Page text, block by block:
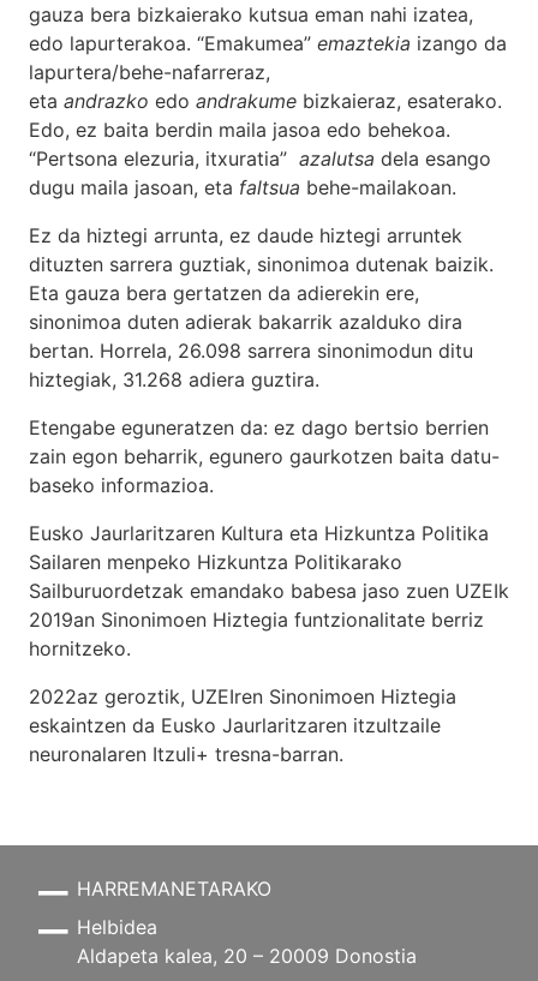
gauza bera bizkaierako kutsua eman nahi izatea,
edo lapurterakoa. “Emakumea” emaztekia izango da
lapurtera/behe-nafarreraz,
eta andrazko edo andrakume bizkaieraz, esaterako.
Edo, ez baita berdin maila jasoa edo behekoa.
“Pertsona elezuria, itxuratia” azalutsa dela esango
dugu maila jasoan, eta faltsua behe-mailakoan.
Ez da hiztegi arrunta, ez daude hiztegi arruntek
dituzten sarrera guztiak, sinonimoa dutenak baizik.
Eta gauza bera gertatzen da adierekin ere,
sinonimoa duten adierak bakarrik azalduko dira
bertan. Horrela, 26.098 sarrera sinonimodun ditu
hiztegiak, 31.268 adiera guztira.
Etengabe eguneratzen da: ez dago bertsio berrien
zain egon beharrik, egunero gaurkotzen baita datu-
baseko informazioa.
Eusko Jaurlaritzaren Kultura eta Hizkuntza Politika
Sailaren menpeko Hizkuntza Politikarako
Sailburuordetzak emandako babesa jaso zuen UZEIk
2019an Sinonimoen Hiztegia funtzionalitate berriz
hornitzeko.
2022az geroztik, UZEIren Sinonimoen Hiztegia
eskaintzen da Eusko Jaurlaritzaren itzultzaile
neuronalaren Itzuli+ tresna-barran.
HARREMANETARAKO
Helbidea
Aldapeta kalea, 20 – 20009 Donostia